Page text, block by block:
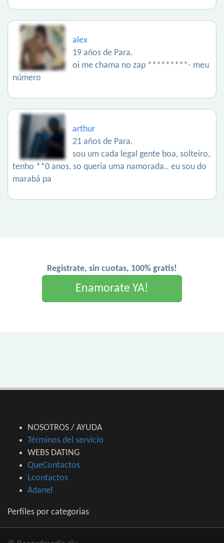
alex
19 años de Para.
oi me chama no zap *********- meu
número
arthur
21 años de Para.
sou um cada legal gente boa, solteiro,
tenho **0 anos, so queria uma namorada.. eu sou do
marabá pa
Registrate, sin cuotas, 100% gratis!
Enamorate YA!
NOSOTROS / AYUDA
Términos del servicio
WEBS DATING
QueContactos
Lcontactos
Adanel
Perfiles por categorias